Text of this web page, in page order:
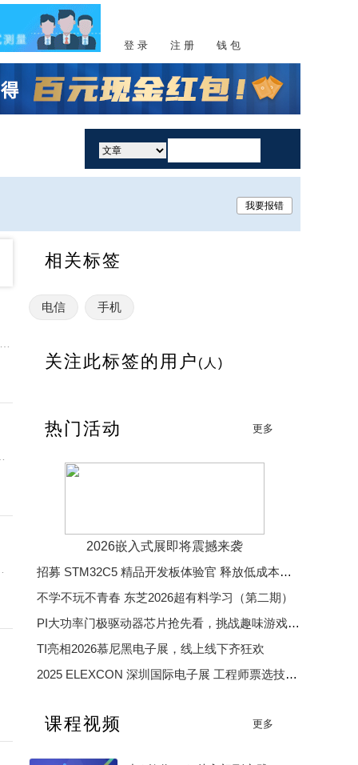
登 录 注 册 钱 包
我要报错
相关标签
电信 手机
关注此标签的用户 (人)
热门活动 更多
2026嵌入式展即将震撼来袭
招募 STM32C5 精品开发板体验官 释放低成本、低功耗、高效率开发魅力
不学不玩不青春 东芝2026超有料学习（第二期）
PI大功率门极驱动器芯片抢先看，挑战趣味游戏赢精美好礼
TI亮相2026慕尼黑电子展，线上线下齐狂欢
2025 ELEXCON 深圳国际电子展 工程师票选技术大奖
2025 年度电子产业卓越奖
课程视频 更多